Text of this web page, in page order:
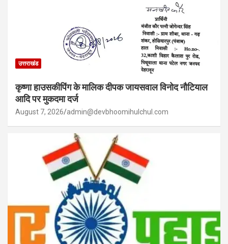
उत्तराखंड
कृष्णा हाउसकीपिंग के मालिक दीपक जायसवाल विनोद नौटियाल
आदि पर मुकदमा दर्ज
August 7, 2026 admin@devbhoomihulchul.com